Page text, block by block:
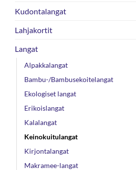
Kudontalangat
Lahjakortit
Langat
Alpakkalangat
Bambu-/Bambusekoitelangat
Ekologiset langat
Erikoislangat
Kalalangat
Keinokuitulangat
Kirjontalangat
Makramee-langat